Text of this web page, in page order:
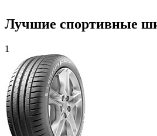
Лучшие спортивные
1